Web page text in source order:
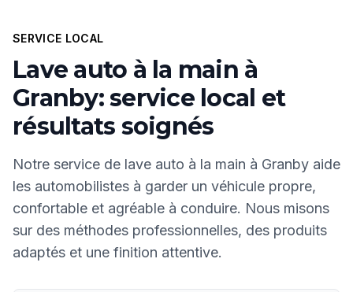
SERVICE LOCAL
Lave auto à la main à
Granby: service local et
résultats soignés
Notre service de lave auto à la main à Granby aide
les automobilistes à garder un véhicule propre,
confortable et agréable à conduire. Nous misons
sur des méthodes professionnelles, des produits
adaptés et une finition attentive.